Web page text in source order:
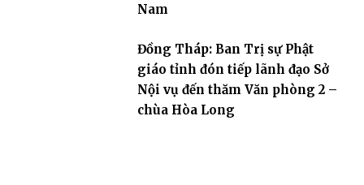
Nam
Đồng Tháp: Ban Trị sự Phật
giáo tỉnh đón tiếp lãnh đạo Sở
Nội vụ đến thăm Văn phòng 2 –
chùa Hòa Long